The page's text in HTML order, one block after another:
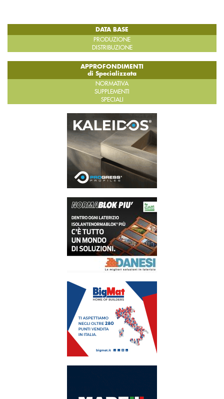
DATA BASE
PRODUZIONE
DISTRIBUZIONE
APPROFONDIMENTI
di Specializzata
NORMATIVA
SUPPLEMENTI
SPECIALI